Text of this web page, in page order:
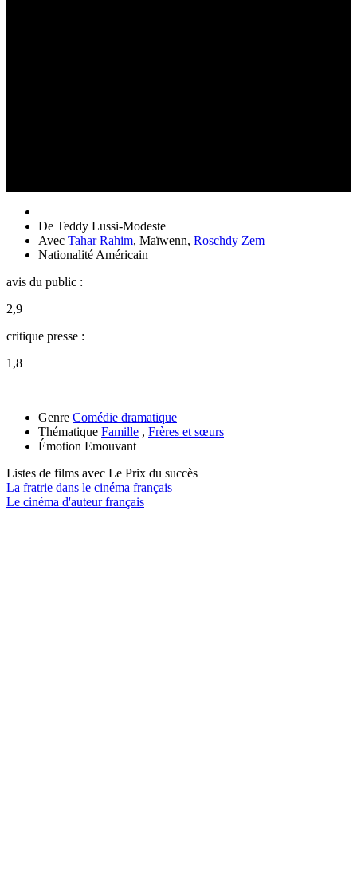
De Teddy Lussi-Modeste
Avec Tahar Rahim, Maïwenn, Roschdy Zem
Nationalité Américain
avis du public :
2,9
critique presse :
1,8
Genre Comédie dramatique
Thématique Famille , Frères et sœurs
Émotion Emouvant
Listes de films avec Le Prix du succès
La fratrie dans le cinéma français
Le cinéma d'auteur français